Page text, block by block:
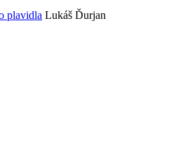
plavidla Lukáš Ďurjan